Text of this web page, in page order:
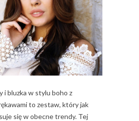
i bluzka w stylu boho z
to zestaw, który jak
się w obecne trendy. Tej